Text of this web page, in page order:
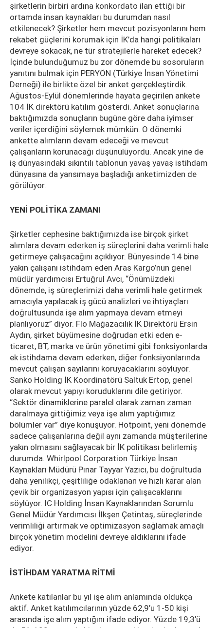
şirketlerin birbiri ardına konkordato ilan ettiği bir
ortamda insan kaynakları bu durumdan nasıl
etkilenecek? Şirketler hem mevcut pozisyonlarını hem
rekabet güçlerini korumak için İK’da hangi politikaları
devreye sokacak, ne tür stratejilerle hareket edecek?
İçinde bulunduğumuz bu zor dönemde bu sosoruların
yanıtını bulmak için PERYÖN (Türkiye İnsan Yönetimi
Derneği) ile birlikte özel bir anket gerçekleştirdik.
Ağustos-Eylül dönemlerinde hayata geçirilen ankete
104 İK direktörü katılım gösterdi. Anket sonuçlarına
baktığımızda sonuçların bugüne göre daha iyimser
veriler içerdiğini söylemek mümkün. O dönemki
ankette alımların devam edeceği ve mevcut
çalışanların korunacağı düşünülüyordu. Ancak yine de
iş dünyasındaki sıkıntılı tablonun yavaş yavaş istihdam
dünyasına da yansımaya başladığı anketimizden de
görülüyor.
YENİ POLİTİKA ZAMANI
Şirketler cephesine baktığımızda ise birçok şirket
alımlara devam ederken iş süreçlerini daha verimli hale
getirmeye çalışacağını açıklıyor. Bünyesinde 14 bine
yakın çalışanı istihdam eden Aras Kargo’nun genel
müdür yardımcısı Ertuğrul Avcı, “Önümüzdeki
dönemde, iş süreçlerimizi daha verimli hale getirmek
amacıyla yapılacak iş gücü analizleri ve ihtiyaçları
doğrultusunda işe alım yapmaya devam etmeyi
planlıyoruz” diyor. Flo Mağazacılık İK Direktörü Ersin
Aydın, şirket büyümesine doğrudan etki eden e-
ticaret, BT, marka ve ürün yönetimi gibi fonksiyonlarda
ek istihdama devam ederken, diğer fonksiyonlarında
mevcut çalışan sayılarını koruyacaklarını söylüyor.
Sanko Holding İK Koordinatörü Saltuk Ertop, genel
olarak mevcut yapıyı koruduklarını dile getiriyor.
“Sektör dinamiklerine paralel olarak zaman zaman
daralmaya gittiğimiz veya işe alım yaptığımız
bölümler var” diye konuşuyor. Hotpoint, yeni dönemde
sadece çalışanlarına değil aynı zamanda müşterilerine
yakın olmasını sağlayacak bir İK politikası belirlemiş
durumda. Whirlpool Corporation Türkiye İnsan
Kaynakları Müdürü Pınar Tayyar Yazıcı, bu doğrultuda
daha yenilikçi, çeşitliliğe odaklanan ve hızlı karar alan
çevik bir organizasyon yapısı için çalışacaklarını
söylüyor. IC Holding İnsan Kaynaklarından Sorumlu
Genel Müdür Yardımcısı İlkşen Çetintaş, süreçlerinde
verimliliği artırmak ve optimizasyon sağlamak amaçlı
birçok yönetim modelini devreye aldıklarını ifade
ediyor.
İSTİHDAM YARATMA RİTMİ
Ankete katılanlar bu yıl işe alım anlamında oldukça
aktif. Anket katılımcılarının yüzde 62,9’u 1-50 kişi
arasında işe alım yaptığını ifade ediyor. Yüzde 19,3’ü